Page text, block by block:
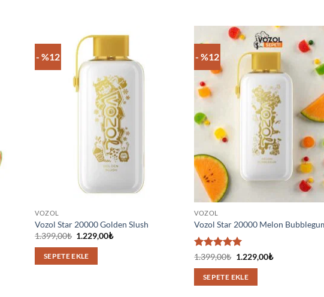
- %12
VOZOL
Vozol Star 20000 Golden Slush
1.399,00₺ Orijinal
1.399,00₺.
1.229,00₺Şu
SEPETE EKLE
- %12
VOZOL
Vozol Star 20000 Melon
5 üzerinden
1.399,00₺ Orijinal
1.399,00₺.
1.229,00₺Şu
SEPETE EKLE